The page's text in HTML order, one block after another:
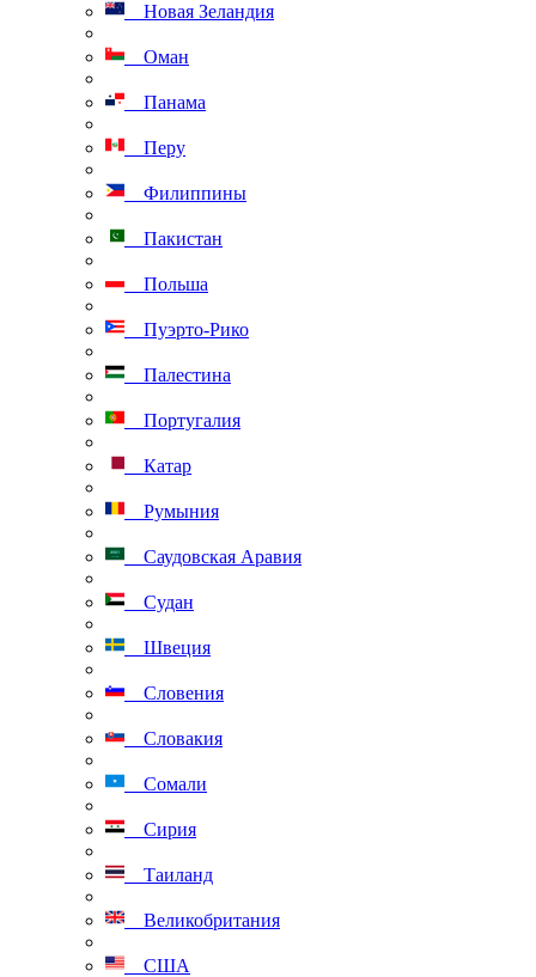
Новая Зеландия
Оман
Панама
Перу
Филиппины
Пакистан
Польша
Пуэрто-Рико
Палестина
Португалия
Катар
Румыния
Саудовская Аравия
Судан
Швеция
Словения
Словакия
Сомали
Сирия
Таиланд
Великобритания
США